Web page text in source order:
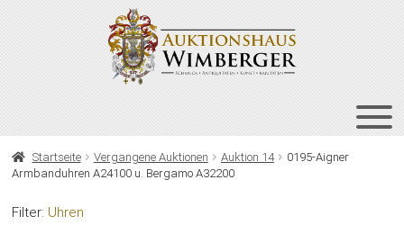
HOME
Startseite Vergangene Auktionen Auktion 14
0195-Aigner
Armbanduhren A24100 u. Bergamo A32200
Filter: Uhren